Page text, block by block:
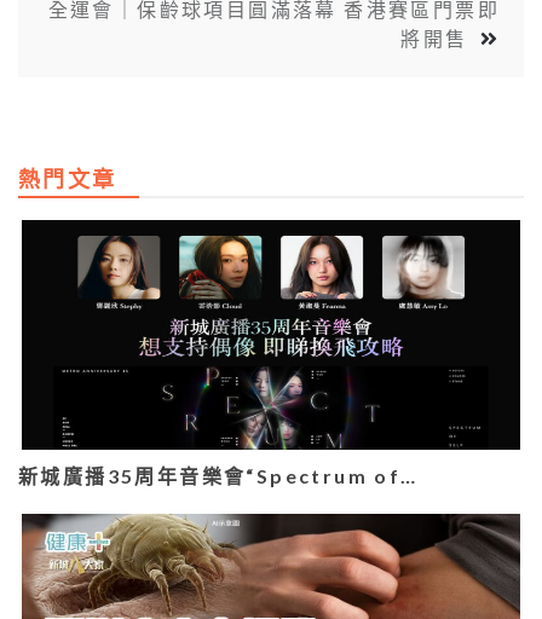
全運會｜保齡球項目圓滿落幕 香港賽區門票即
將開售
熱門文章
新城廣播35周年音樂會“Spectrum of…